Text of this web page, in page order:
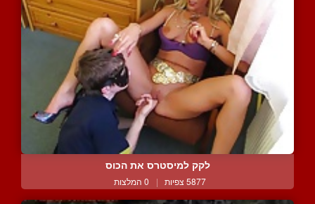
לקק למיסטרס את הכוס
5877 צפיות | 0 המלצות